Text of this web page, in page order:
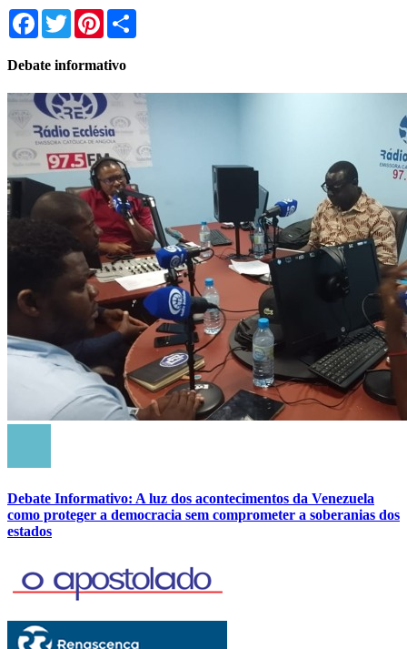
Facebook
TwitterPinterest
Debate informativo
Debate Informativo: A luz dos acontecimentos da Venezuela
como proteger a democracia sem comprometer a soberanias dos
estados